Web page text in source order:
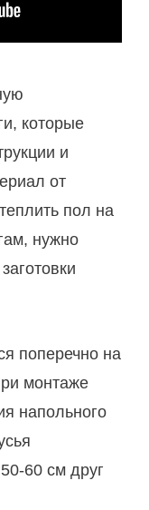
которые
и
от
пол на
нужно
поперечно на
монтаже
напольного
60 см друг